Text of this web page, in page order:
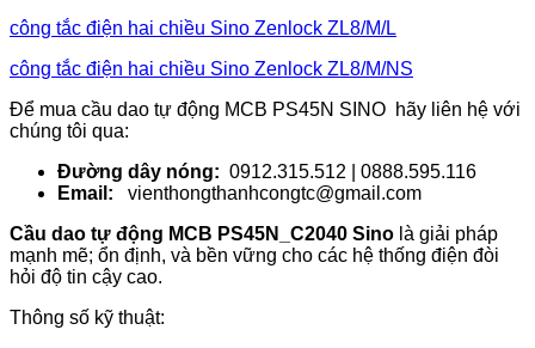
công tắc điện hai chiều Sino Zenlock ZL8/M/L
công tắc điện hai chiều Sino Zenlock ZL8/M/NS
Để mua cầu dao tự động MCB PS45N SINO hãy liên hệ với
chúng tôi qua:
Đường dây nóng: 0912.315.512 | 0888.595.116
Email: vienthongthanhcongtc@gmail.com
Cầu dao tự động MCB PS45N_C2040 Sino là giải pháp
mạnh mẽ; ổn định, và bền vững cho các hệ thống điện đòi
hỏi độ tin cậy cao.
Thông số kỹ thuật: